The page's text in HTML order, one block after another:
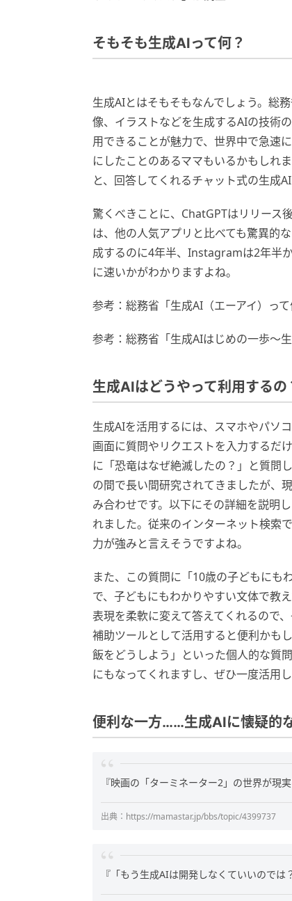
そもそも生成AIって何？
生成AIとはそもそもなんでしょう。総
像、イラストなどを生成するAIの技術
用できることが魅力で、世界中で急速
にしたことのあるママもいるかもしれ
と、回答してくれるチャット式の生成AI
驚くべきことに、ChatGPTはリリース
は、他の人気アプリと比べても驚異的
成するのに4年半、Instagramは2年半
に速いかがわかりますよね。
参考：総務省「生成AI（エーアイ）って
参考：総務省「生成AIはじめの一歩～
生成AIはどうやって利用するの
生成AIを活用するには、スマホやパソ
画面に質問やリクエストを入力するだ
に「恐竜はなぜ絶滅したの？」と質問
の間で長い間研究されてきましたが、
み合わせです。以下にその詳細を説明
れました。従来のインターネット検索
力が強みと言えそうですよね。
また、この質問に「10歳の子どもにも
で、子どもにもわかりやすい文体で教
表現を柔軟に変えて答えてくれるので
補助ツールとして活用すると便利かも
飯をどうしよう」といった個人的な質
にもなってくれますし、ぜひ一度活用
便利な一方……生成AIに懐疑的
『映画の「ターミネーター2」の世界が現
出典：https://mamastar.jp/bbs/topic/4399737
『「もう生成AIは開発しなくていいので